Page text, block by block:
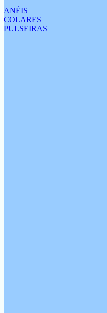
ANÉIS
COLARES
PULSEIRAS